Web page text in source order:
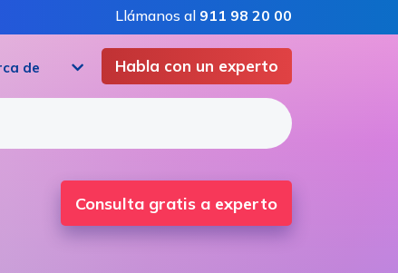
Llámanos al 911 98 20 00
Habla con un experto
de
Consulta gratis a experto